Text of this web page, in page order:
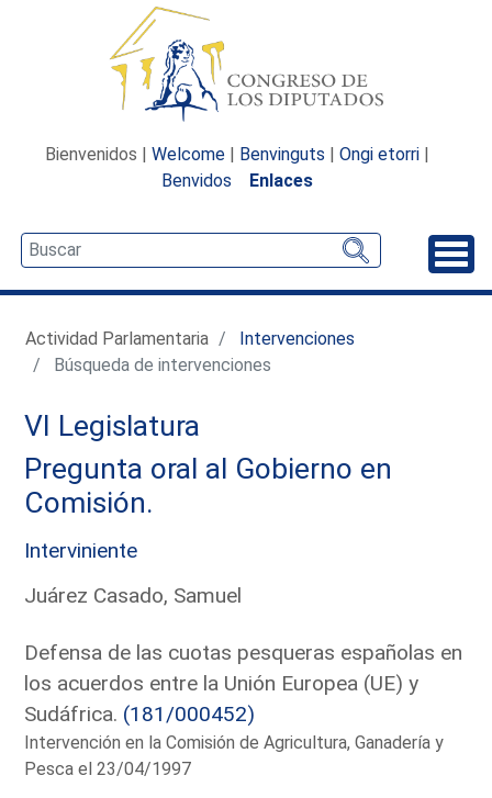
Bienvenidos | Welcome | Benvinguts | Ongi etorri |
Benvidos
Enlaces
Actividad Parlamentaria
Intervenciones
Búsqueda de intervenciones
VI Legislatura
Pregunta oral al Gobierno en
Comisión.
Interviniente
Juárez Casado, Samuel
Defensa de las cuotas pesqueras españolas en
los acuerdos entre la Unión Europea (UE) y
Sudáfrica. (181/000452)
Intervención en la Comisión de Agricultura, Ganadería y
Pesca el 23/04/1997